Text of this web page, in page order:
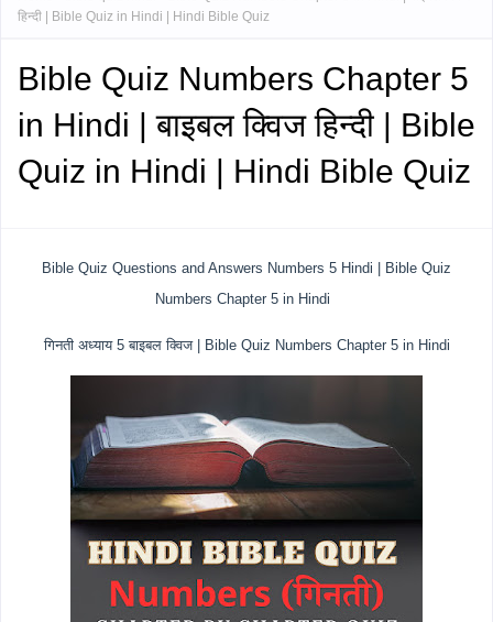
हिन्दी | Bible Quiz in Hindi | Hindi Bible Quiz
Bible Quiz Numbers Chapter 5
in Hindi | बाइबल क्विज हिन्दी | Bible
Quiz in Hindi | Hindi Bible Quiz
Bible Quiz Questions and Answers Numbers 5 Hindi | Bible Quiz
Numbers Chapter 5 in Hindi
गिनती अध्याय 5 बाइबल क्विज | Bible Quiz Numbers Chapter 5 in Hindi